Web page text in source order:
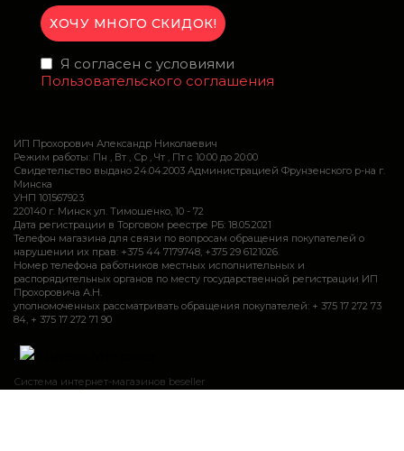
Я согласен с условиями
Пользовательского соглашения
ИП Прохорович Александр Николаевич
Режим работы: Пн , Вт , Ср , Чт , Пт c 10:00 до 20:00
Свидетельство выдано 24.04.2003 Администрацией Фрунзенского р-на г.
Минска
УНП 101567923
220140 г. Минск ул. Тимошенко, 10 - 72
Дата регистрации в Торговом реестре РБ: 18.05.2021
Телефон магазина для связи по вопросам обращения покупателей о
нарушении их прав: +375 44 7179748, +375 29 6121026.
Номер телефона работников местных исполнительных и
распорядительных органов по месту государственной регистрации ИП
Прохоровича А.Н.
уполномоченных рассматривать обращения покупателей: + 375 17 272 73
84, + 375 17 272 71 90
.
Система интернет-магазинов beseller